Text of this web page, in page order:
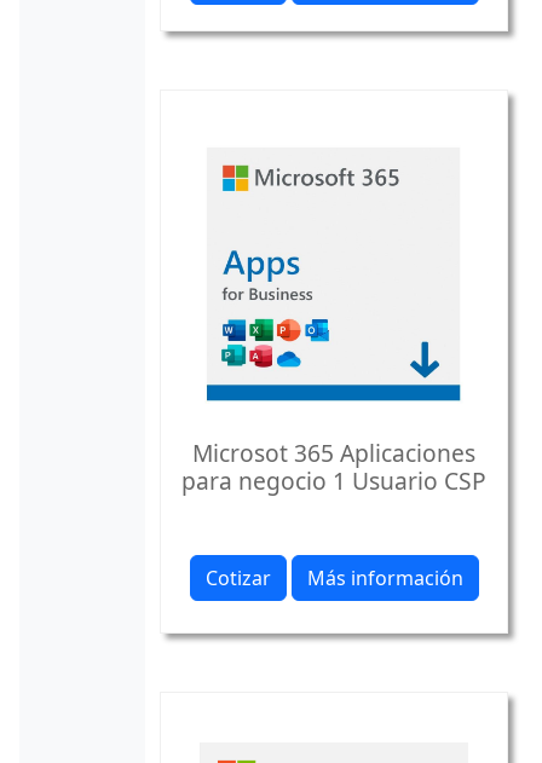
Microsot 365 Aplicaciones
para negocio 1 Usuario CSP
Cotizar Más información